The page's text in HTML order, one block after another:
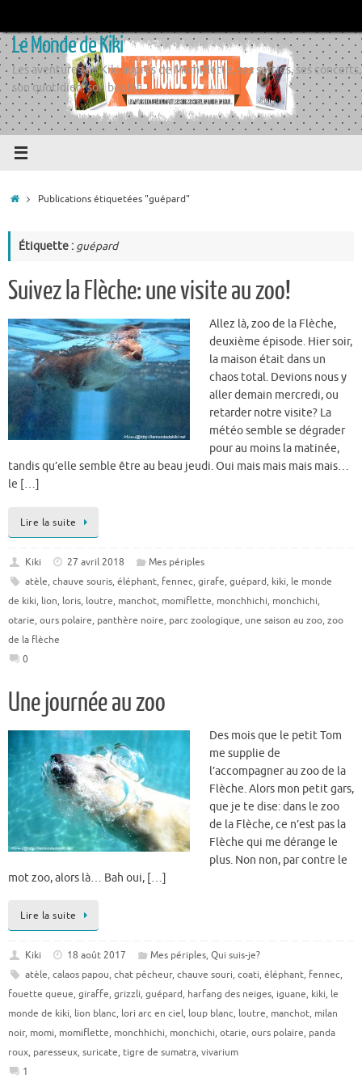
contenu
Le Monde de Kiki
Les aventures de Kiki auprès de Momiflette, ses sorties, ses concerts,
son quotidien, son boulot
AccueilPublications étiquetées "guépard"
Étiquette : guépard
Suivez la Flèche: une visite au zoo!
Allez là, zoo de la Flèche,
deuxième épisode. Hier soir,
la maison était dans un
chaos total. Devions nous y
aller demain mercredi, ou
retarder notre visite? La
météo semble se dégrader
pour au moins la matinée,
tandis qu’elle semble être au beau jeudi. Oui mais mais mais mais…
le […]
Lire la suite
Kiki 27 avril 2018
Mes périples
atèle, chauve souris, éléphant, fennec, girafe, guépard, kiki, le monde
de kiki, lion, loris, loutre, manchot, momiflette, monchhichi, monchichi,
otarie, ours polaire, panthère noire, parc zoologique, une saison au zoo, zoo
de la flèche
0
Une journée au zoo
Des mois que le petit Tom
me supplie de
l’accompagner au zoo de la
Flèche. Alors mon petit gars,
que je te dise: dans le zoo
de la Flèche, ce n’est pas la
Flèche qui me dérange le
plus. Non non, par contre le
mot zoo, alors là… Bah oui, […]
Lire la suite
Kiki 18 août 2017 Mes périples, Qui suis-je?
atèle, calaos papou, chat pêcheur, chauve souri, coati, éléphant, fennec,
fouette queue, giraffe, grizzli, guépard, harfang des neiges, iguane, kiki, le
monde de kiki, lion blanc, lori arc en ciel, loup blanc, loutre, manchot, milan
noir, momi, momiflette, monchhichi, monchichi, otarie, ours polaire, panda
roux, paresseux, suricate, tigre de sumatra, vivarium
1